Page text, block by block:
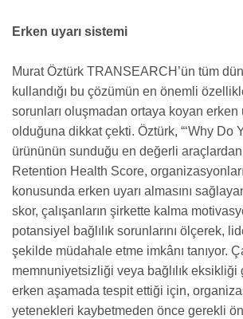
Erken uyarı sistemi
Murat Öztürk TRANSEARCH’ün tüm
kullandığı bu çözümün en önemli
sorunları oluşmadan ortaya koyan erken
olduğuna dikkat çekti. Öztürk, “‘Why Do
ürününün sunduğu en değerli
Retention Health Score,
konusunda erken uyarı almasını
skor, çalışanların şirkette kalma
potansiyel bağlılık sorunlarını ölçerek,
şekilde müdahale etme imkânı tanıyor.
memnuniyetsizliği veya bağlılık eksikliği
erken aşamada tespit ettiği için,
yetenekleri kaybetmeden önce gerekli